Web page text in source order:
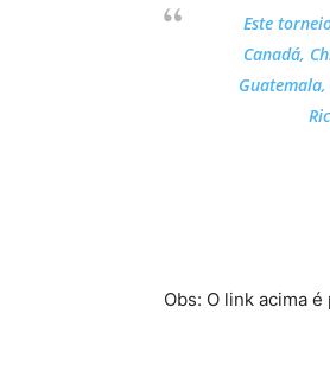
Este
Canadá,
Obs: O link acima